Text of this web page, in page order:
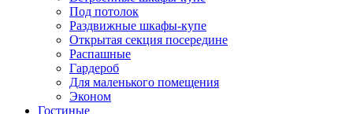
Под потолок
Раздвижные шкафы-купе
Открытая секция посередине
Распашные
Гардероб
Для маленького помещения
Эконом
Гостиные